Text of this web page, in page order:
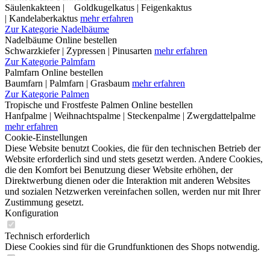
Säulenkakteen | Goldkugelkatus | Feigenkaktus
| Kandelaberkaktus mehr erfahren
Zur Kategorie Nadelbäume
Nadelbäume Online bestellen
Schwarzkiefer | Zypressen | Pinusarten mehr erfahren
Zur Kategorie Palmfarn
Palmfarn Online bestellen
Baumfarn | Palmfarn | Grasbaum mehr erfahren
Zur Kategorie Palmen
Tropische und Frostfeste Palmen Online bestellen
Hanfpalme | Weihnachtspalme | Steckenpalme | Zwergdattelpalme
mehr erfahren
Cookie-Einstellungen
Diese Website benutzt Cookies, die für den technischen Betrieb der
Website erforderlich sind und stets gesetzt werden. Andere Cookies,
die den Komfort bei Benutzung dieser Website erhöhen, der
Direktwerbung dienen oder die Interaktion mit anderen Websites
und sozialen Netzwerken vereinfachen sollen, werden nur mit Ihrer
Zustimmung gesetzt.
Konfiguration
Technisch erforderlich
Diese Cookies sind für die Grundfunktionen des Shops notwendig.